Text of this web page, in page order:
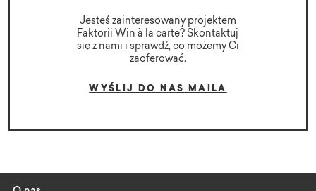
Jesteś zainteresowany projektem
Faktorii Win à la carte? Skontaktuj
się z nami i sprawdź, co możemy Ci
zaoferować.
WYŚLIJ DO NAS MAILA